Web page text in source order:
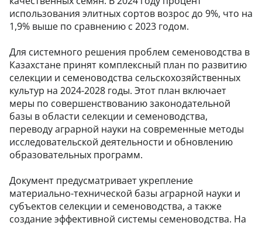
использования элитных сортов возрос до 9%, что на
1,9% выше по сравнению с 2023 годом.
Для системного решения проблем семеноводства в
Казахстане принят комплексный план по развитию
селекции и семеноводства сельскохозяйственных
культур на 2024-2028 годы. Этот план включает
меры по совершенствованию законодательной
базы в области селекции и семеноводства,
переводу аграрной науки на современные методы
исследовательской деятельности и обновлению
образовательных программ.
Документ предусматривает укрепление
материально-технической базы аграрной науки и
субъектов селекции и семеноводства, а также
создание эффективной системы семеноводства. На